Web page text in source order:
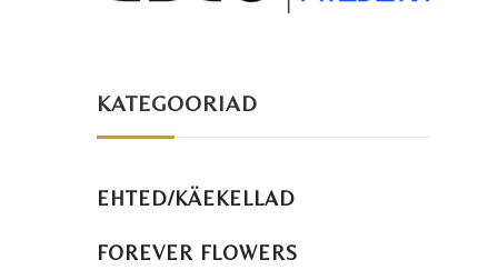
KATEGOORIAD
EHTED/KÄEKELLAD
FOREVER FLOWERS